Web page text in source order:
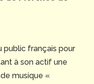
public français pour
à son actif une
musique «